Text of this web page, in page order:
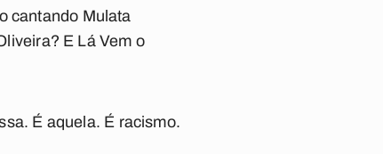
cantando Mulata
E Lá Vem o
É aquela. É racismo.